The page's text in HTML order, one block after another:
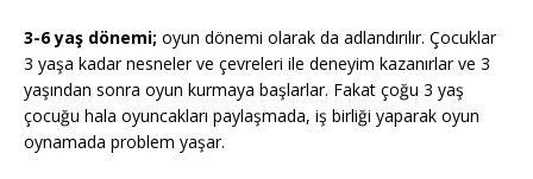
3-6 yaş dönemi; oyun dönemi olarak da adlandırılır. Çocuklar
3 yaşa kadar nesneler ve çevreleri ile deneyim kazanırlar ve 3
yaşından sonra oyun kurmaya başlarlar. Fakat çoğu 3 yaş
çocuğu hala oyuncakları paylaşmada, iş birliği yaparak oyun
oynamada problem yaşar.